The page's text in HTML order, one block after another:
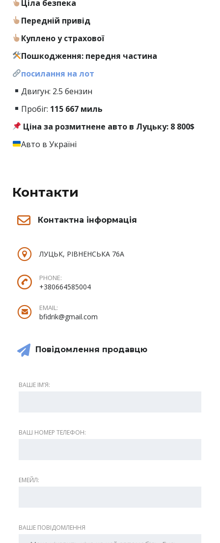
Ціла безпека
Передній привід
Куплено у страхової
Пошкодження: передня частина
посилання на лот
Двигун: 2.5 бензин
Пробіг: 115 667 миль
Ціна за розмитнене авто в Луцьку: 8 800$
Авто в Україні
Контакти
Контактна інформація
ЛУЦЬК, РІВНЕНСЬКА 76А
PHONE:
+380664585004
EMAIL:
bfidrik@gmail.com
Повідомлення продавцю
ВАШЕ ІМʼЯ:
ВАШ НОМЕР ТЕЛЕФОН:
ЕМЕЙЛ:
ВАШЕ ПОВІДОМЛЕННЯ